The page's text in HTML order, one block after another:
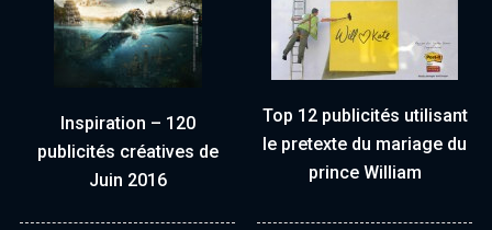
Inspiration – 120
publicités créatives de
Juin 2016
Top 12 publicités utilisant
le pretexte du mariage du
prince William